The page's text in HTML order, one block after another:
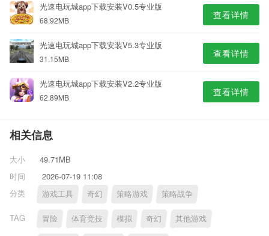
光速电玩城app下载安装V0.5专业版
68.92MB 查看详情
光速电玩城app下载安装V5.3专业版
31.15MB 查看详情
光速电玩城app下载安装V2.2专业版
62.89MB 查看详情
相关信息
大小
49.71MB
时间
2026-07-19 11:08
分类
游戏工具 奇幻 策略游戏 策略战争
TAG 冒险 体育竞技 模拟 奇幻 其他游戏